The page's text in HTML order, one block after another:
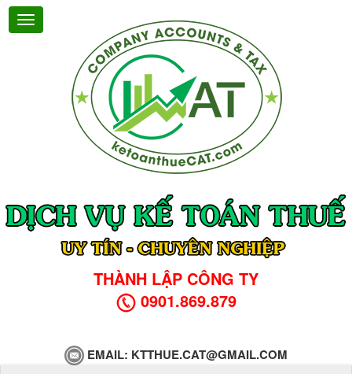
THÀNH LẬP CÔNG TY
0901.869.879
EMAIL: KTTHUE.CAT@GMAIL.COM